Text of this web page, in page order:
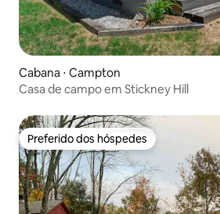
Cabana ⋅ Campton
Casa de campo em Stickney Hill
Preferido dos hóspedes
Preferido dos hóspedes